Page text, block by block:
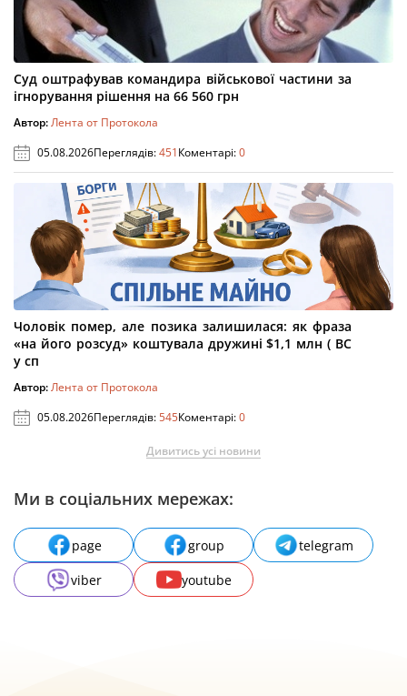
Суд оштрафував командира військової частини за
ігнорування рішення на 66 560 грн
Автор:Лента от Протокола
05.08.2026Переглядів:451Коментарі:0
Чоловік помер, але позика залишилася: як фраза
«на його розсуд» коштувала дружині $1,1 млн ( ВС
у сп
Автор:Лента от Протокола
05.08.2026Переглядів:545Коментарі:0
Дивитись усі новини
Ми в соціальних мережах:
page group
telegram
viber
youtube